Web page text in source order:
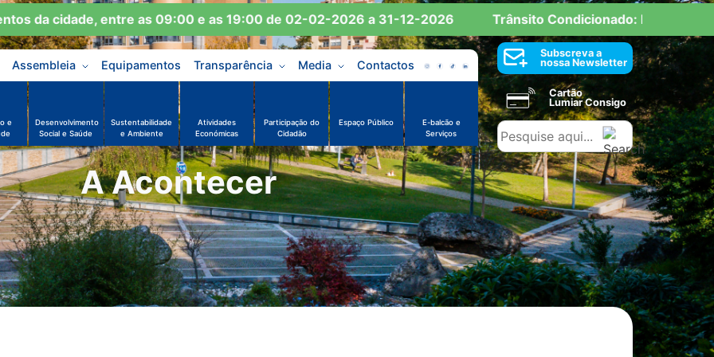
cidade, entre as 09:00 e as 19:00 de 02-02-2026 a 31-12-2026 Trânsito Condicionado: Reserva de
Assembleia Equipamentos Transparência Media Contactos
e
Desenvolvimento
Social e Saúde
Sustentabilidade
e Ambiente
Atividades
Económicas
Participação do
Cidadão
Espaço Público
E-balcão e
Serviços
Subscreva a
nossa Newsletter
Cartão
Lumiar Consigo
A Acontecer